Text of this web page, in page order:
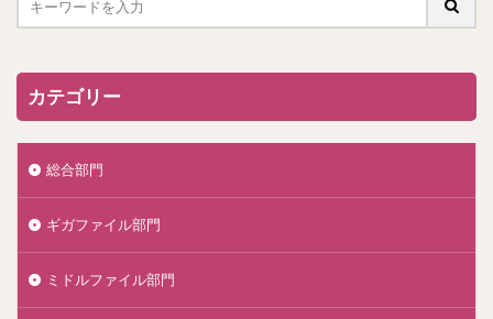
カテゴリー
総合部門
ギガファイル部門
ミドルファイル部門